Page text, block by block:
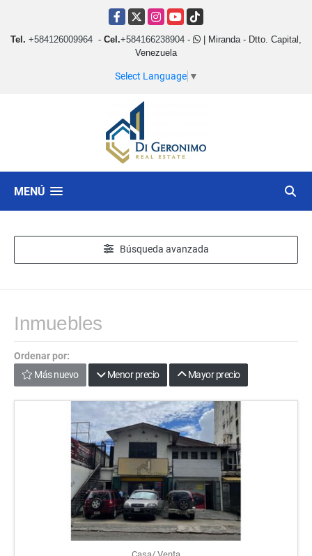
Facebook
X Instagram
YouTubeTikTok
Tel. +584126009964 - Cel.+584166238904 -
| Miranda - Dtto. Capital,
Venezuela
Select Language ▼
MENÚ
Búsqueda avanzada
Inmuebles
Ordenar por:
Más nuevo
Menor precio Mayor precio